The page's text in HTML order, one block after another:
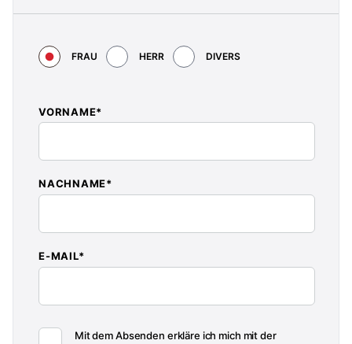
FRAU HERR DIVERS
VORNAME*
NACHNAME*
E-MAIL*
Mit dem Absenden erkläre ich mich mit der